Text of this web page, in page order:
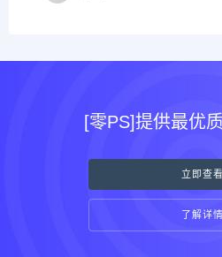
[零PS]提供最优
立即查看
了解详情